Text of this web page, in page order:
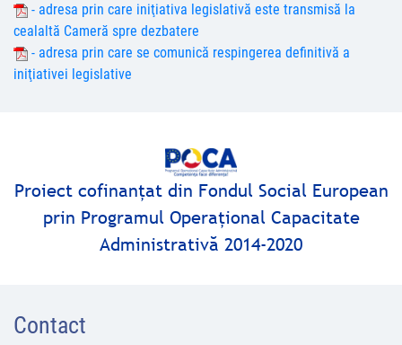
- adresa prin care iniţiativa legislativă este transmisă la
cealaltă Cameră spre dezbatere
- adresa prin care se comunică respingerea definitivă a
iniţiativei legislative
Proiect cofinanţat din Fondul Social European
prin Programul Operaţional Capacitate
Administrativă 2014-2020
Contact